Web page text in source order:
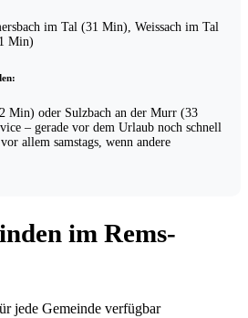
im Tal (31 Min), Weissach im Tal
Min)
Min) oder Sulzbach an der Murr (33
– gerade vor dem Urlaub noch schnell
allem samstags, wenn andere
im Rems-
jede Gemeinde verfügbar